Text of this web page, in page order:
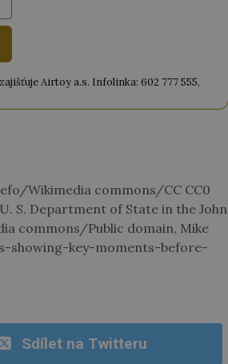
Airtoy a.s. Infolinka: 602 777 555,
Wikimedia commons/CC CC0
S. Department of State in the John
commons/Public domain, Mike
showing-key-moments-before-
Sdílet na Twitteru